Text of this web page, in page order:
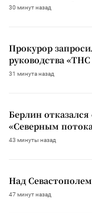
30 минут назад
Прокурор
руководства «ТНС
31 минута назад
Берлин
«Северным
43 минуты назад
Над
47 минут назад